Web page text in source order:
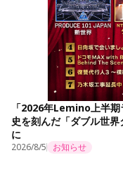
「2026年Lemino上半
史を刻んだ「ダブル世
に
2026/8/5 お知らせ